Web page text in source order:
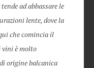
ad abbassare le
lente, dove la
che comincia il
vini è molto
origine balcanica